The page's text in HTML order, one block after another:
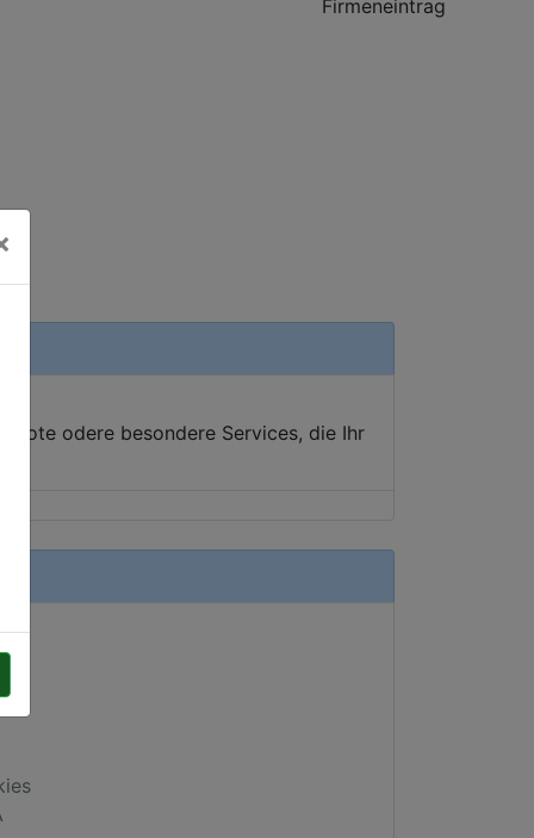
odere besondere Services, die Ihr